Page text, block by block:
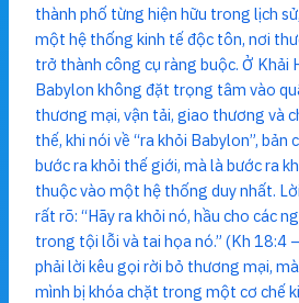
thành phố từng hiện hữu trong lịch
một hệ thống kinh tế độc tôn, nơi
trở thành công cụ ràng buộc. Ở Khải
Babylon không đặt trọng tâm vào
thương mại, vận tải, giao thương và
thế, khi nói về “ra khỏi Babylon”, bản
bước ra khỏi thế giới, mà là bước ra
thuộc vào một hệ thống duy nhất.
rất rõ: “Hãy ra khỏi nó, hầu cho các
trong tội lỗi và tai họa nó.” (Kh 18:4
phải lời kêu gọi rời bỏ thương mại,
mình bị khóa chặt trong một cơ chế